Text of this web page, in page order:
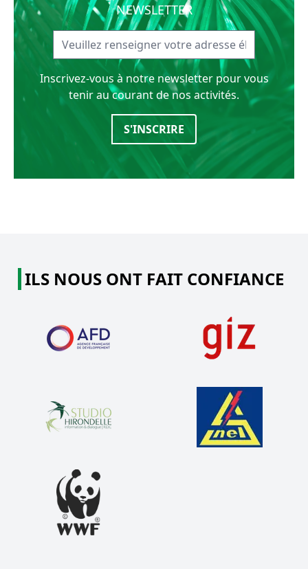
NEWSLETTER
Inscrivez-vous à notre newsletter pour vous
tenir au courant de nos activités.
S'INSCRIRE
ILS NOUS ONT FAIT CONFIANCE